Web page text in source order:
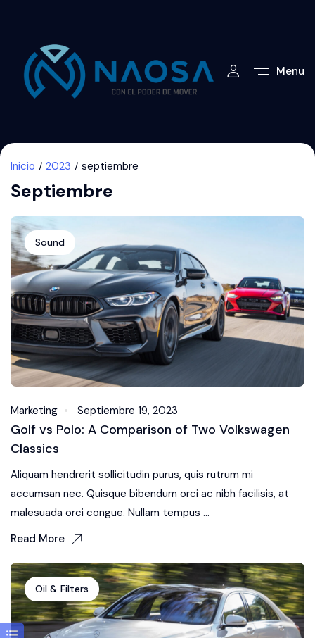
Menu
Inicio 2023 septiembre
Septiembre
Sound
Marketing Septiembre 19, 2023
Golf vs Polo: A Comparison of Two Volkswagen
Classics
Aliquam hendrerit sollicitudin purus, quis rutrum mi
accumsan nec. Quisque bibendum orci ac nibh facilisis, at
malesuada orci congue. Nullam tempus ...
Read More
Oil & Filters